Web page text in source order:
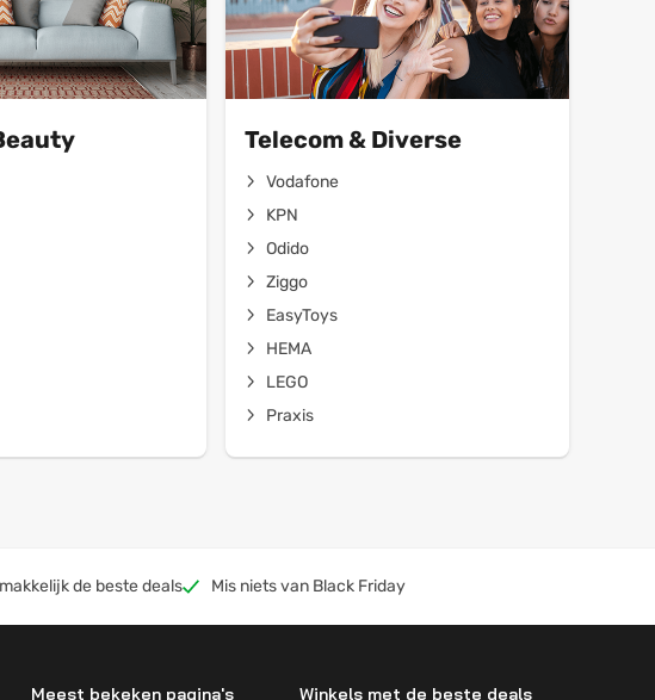
Telecom & Diverse
Vodafone
KPN
Odido
Ziggo
EasyToys
HEMA
LEGO
Praxis
de beste deals Mis niets van Black Friday
Meest bekeken pagina's Winkels met de beste deals